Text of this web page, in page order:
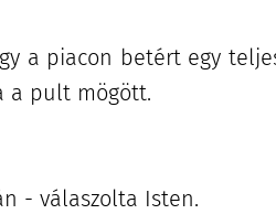
a piacon betért egy
a pult mögött.
- válaszolta Isten.